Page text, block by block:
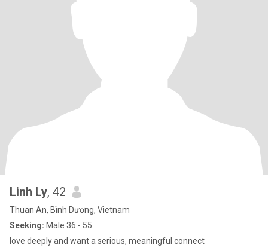
Linh Ly, 42
Thuan An, Bình Dương, Vietnam
Seeking: Male 36 - 55
love deeply and want a serious, meaningful connect